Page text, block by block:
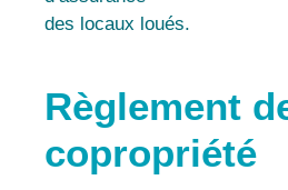
des locaux loués.
Règlement
copropriété